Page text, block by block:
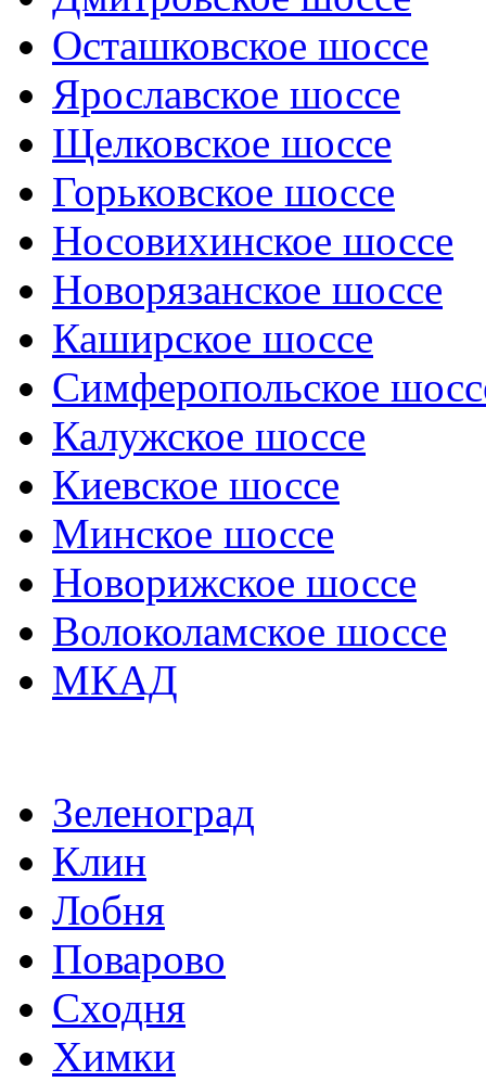
Осташковское шоссе
Ярославское шоссе
Щелковское шоссе
Горьковское шоссе
Носовихинское шоссе
Новорязанское шоссе
Каширское шоссе
Симферопольское
Калужское шоссе
Киевское шоссе
Минское шоссе
Новорижское шоссе
Волоколамское шоссе
МКАД
Зеленоград
Клин
Лобня
Поварово
Сходня
Химки